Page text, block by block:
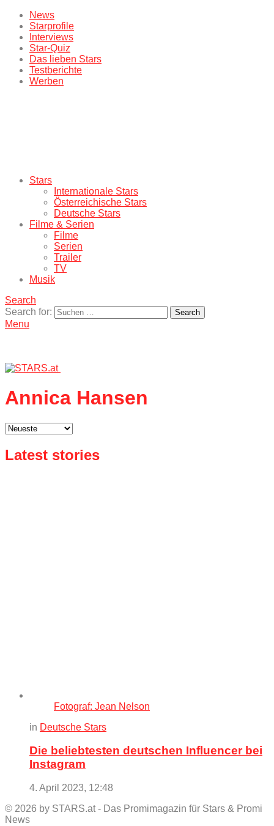
News
Starprofile
Interviews
Star-Quiz
Das lieben Stars
Testberichte
Werben
Stars
Internationale Stars
Österreichische Stars
Deutsche Stars
Filme & Serien
Filme
Serien
Trailer
TV
Musik
Search
Search for:
Search
Menu
Annica Hansen
Latest stories
Fotograf: Jean Nelson
in Deutsche Stars
Die beliebtesten deutschen Influencer bei
Instagram
4. April 2023, 12:48
© 2026 by STARS.at - Das Promimagazin für Stars & Promi
News